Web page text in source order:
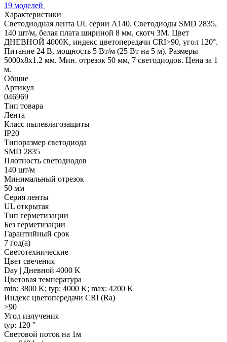
19 моделей
Характеристики
Светодиодная лента UL серии A140. Светодиоды SMD 2835,
140 шт/м, белая плата шириной 8 мм, скотч 3M. Цвет
ДНЕВНОЙ 4000K, индекс цветопередачи CRI>90, угол 120°.
Питание 24 В, мощность 5 Вт/м (25 Вт на 5 м). Размеры
5000x8x1.2 мм. Мин. отрезок 50 мм, 7 светодиодов. Цена за 1
м.
Общие
Артикул
046969
Тип товара
Лента
Класс пылевлагозащиты
IP20
Типоразмер светодиода
SMD 2835
Плотность светодиодов
140 шт/м
Минимальный отрезок
50 мм
Серия ленты
UL открытая
Тип герметизации
Без герметизации
Гарантийный срок
7 год(а)
Светотехнические
Цвет свечения
Day | Дневной 4000 K
Цветовая температура
min: 3800 K; typ: 4000 K; max: 4200 K
Индекс цветопередачи CRI (Ra)
>90
Угол излучения
typ: 120 °
Световой поток на 1м